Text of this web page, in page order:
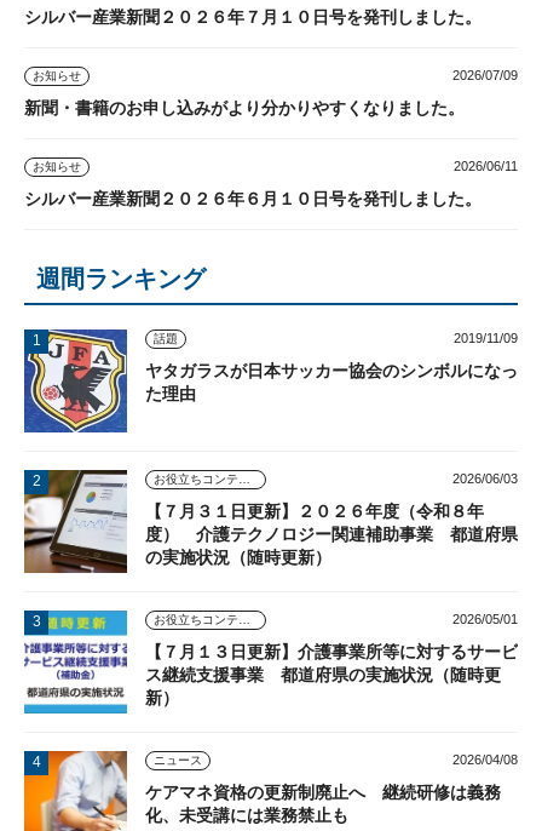
シルバー産業新聞２０２６年７月１０日号を発刊しました。
お知らせ 2026/07/09
新聞・書籍のお申し込みがより分かりやすくなりました。
お知らせ 2026/06/11
シルバー産業新聞２０２６年６月１０日号を発刊しました。
週間ランキング
話題 2019/11/09
ヤタガラスが日本サッカー協会のシンボルになっ
た理由
2026/06/03
【７月３１日更新】２０２６年度（令和８年
度） 介護テクノロジー関連補助事業 都道府県
の実施状況（随時更新）
2026/05/01
【７月１３日更新】介護事業所等に対するサービ
ス継続支援事業 都道府県の実施状況（随時更
新）
ニュース 2026/04/08
ケアマネ資格の更新制廃止へ 継続研修は義務
化、未受講には業務禁止も